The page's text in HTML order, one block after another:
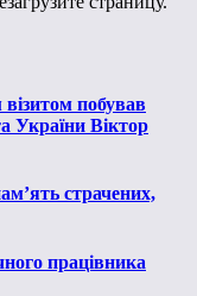
побував
України Віктор
страчених,
працівника